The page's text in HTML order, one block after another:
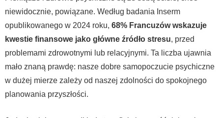
niewidocznie, powiązane. Według badania Inserm
opublikowanego w 2024 roku, 68% Francuzów wskazuje
kwestie finansowe jako główne źródło stresu, przed
problemami zdrowotnymi lub relacyjnymi. Ta liczba ujawnia
mało znaną prawdę: nasze dobre samopoczucie psychiczne
w dużej mierze zależy od naszej zdolności do spokojnego
planowania przyszłości.